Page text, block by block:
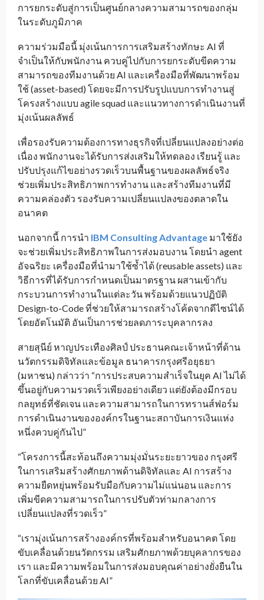
การยกระดับสู่การเป็นศูนย์กลางความสามารถของกลุ่ม
ในระดับภูมิภาค
ความร่วมมือนี้ มุ่งเน้นการการเสริมสร้างทักษะ AI ที่
จำเป็นให้กับพนักงาน ควบคู่ไปกับการยกระดับขีดความ
สามารถของทีมงานด้วย AI และเครื่องมือที่พัฒนาพร้อม
ใช้ (asset-based) โดยจะมีการปรับรูปแบบการทำงานสู่
โครงสร้างแบบ agile squad และแนวทางการดำเนินงานที่
มุ่งเน้นผลลัพธ์
เพื่อรองรับความต้องการทางธุรกิจที่เปลี่ยนแปลงอย่างต่อ
เนื่อง พนักงานจะได้รับการส่งเสริมให้ทดลอง เรียนรู้ และ
ปรับปรุงแก้ไขอย่างรวดเร็วบนพื้นฐานของผลลัพธ์จริง
ช่วยเพิ่มประสิทธิภาพการทำงาน และสร้างทีมงานที่มี
ความคล่องตัว รองรับความเปลี่ยนแปลงของตลาดใน
อนาคต
นอกจากนี้ การนำ IBM Consulting Advantage มาใช้ยัง
จะช่วยเพิ่มประสิทธิภาพในการส่งมอบงาน โดยนำ agent
อัจฉริยะ เครื่องมือที่นำมาใช้ซ้ำได้ (reusable assets) และ
วิธีการที่ได้รับการกำหนดเป็นมาตรฐาน ผสานเข้ากับ
กระบวนการทำงานในแต่ละวัน พร้อมด้วยแนวปฏิบัติ
Design-to-Code ที่ช่วยให้สามารถสร้างโค้ดจากดีไซน์ได้
โดยอัตโนมัติ อันเป็นการช่วยลดภาระบุคลากรลง
สายสุนีย์ หาญประเทืองศิลป์ ประธานคณะเจ้าหน้าที่ด้าน
นวัตกรรมดิจิทัลและข้อมูล ธนาคารกรุงศรีอยุธยา
(มหาชน) กล่าวว่า “การประสบความสำเร็จในยุค AI ไม่ได้
ขึ้นอยู่กับความรวดเร็วเพียงอย่างเดียว แต่ยังต้องมีกรอบ
กลยุทธ์ที่ชัดเจน และความสามารถในการทรานส์ฟอร์ม
การดำเนินงานขององค์กรในฐานะสถาบันการเงินแห่ง
หนึ่งควบคู่กันไป”
“โครงการนี้สะท้อนถึงความมุ่งมั่นระยะยาวของ กรุงศรี
ในการเสริมสร้างศักยภาพด้านดิจิทัลและ AI การสร้าง
ความยืดหยุ่นพร้อมรับมือกับความไม่แน่นอน และการ
เพิ่มขีดความสามารถในการปรับตัวท่ามกลางการ
เปลี่ยนแปลงที่รวดเร็ว”
“เรามุ่งเน้นการสร้างองค์กรที่พร้อมสำหรับอนาคต โดย
ขับเคลื่อนด้วยนวัตกรรม เสริมศักยภาพด้วยบุคลากรของ
เรา และมีความพร้อมในการส่งมอบคุณค่าอย่างยั่งยืนใน
โลกที่ขับเคลื่อนด้วย AI”